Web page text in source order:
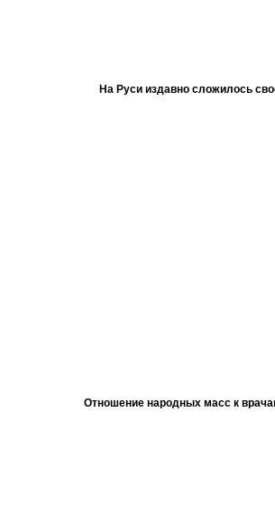
На Руси издавно сложилось
Отношение народных масс к